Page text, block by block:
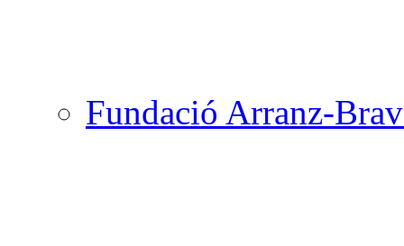
Fundació Arranz-